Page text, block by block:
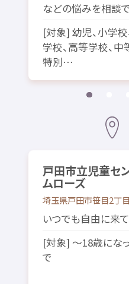
などの悩みを相談
[対象] 幼児、小学校
学校、 高等学校、 中
特別…
戸田市立児童セ
ムローズ
埼玉県戸田市笹目2丁目
いつでも自由に来て
[対象] ～18歳にな
で